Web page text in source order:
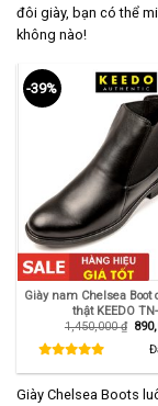
đôi giày, bạn có thể
không nào!
-39%
Giày nam Chelsea Boot
thật KEEDO
1,450,000₫ Giá
Giày Chelsea Boots